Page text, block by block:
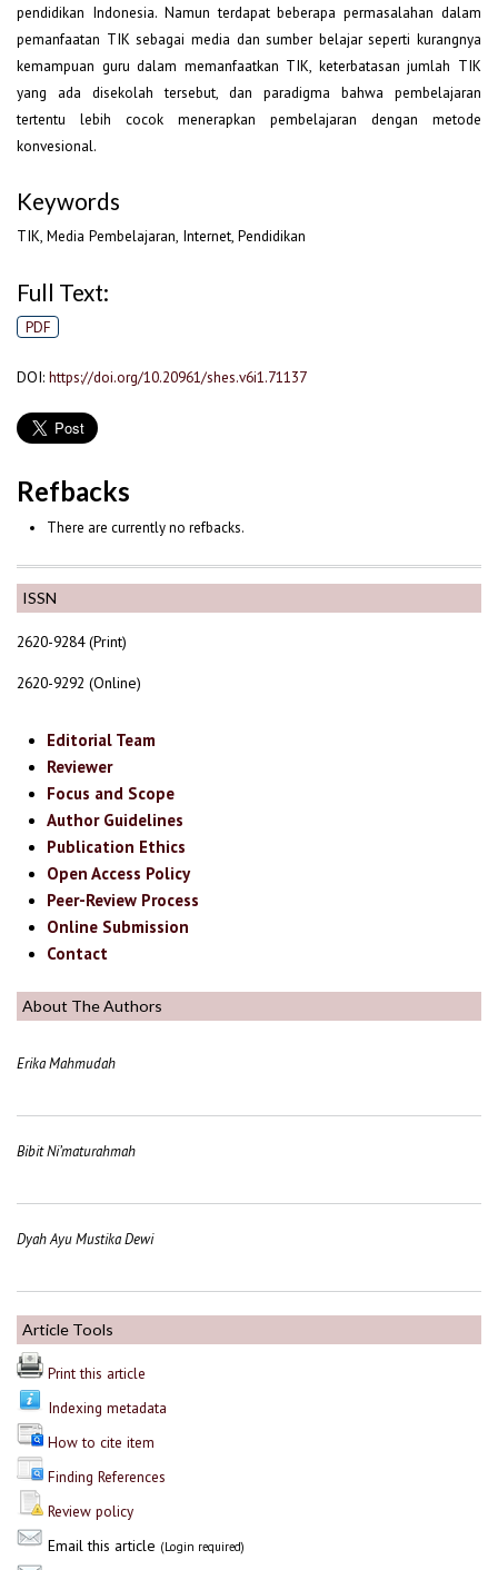
ISSN
2620-9284 (Print)
2620-9292 (Online)
Editorial Team
Reviewer
Focus and Scope
Author Guidelines
Publication Ethics
Open Access Policy
Peer-Review Process
Online Submission
Contact
About The Authors
Erika Mahmudah
Bibit Ni’maturahmah
Dyah Ayu Mustika Dewi
Article Tools
Print this article
Indexing metadata
How to cite item
Finding References
Review policy
Email this article (Login required)
pendidikan Indonesia. Namun terdapat beberapa permasalahan dalam
pemanfaatan TIK sebagai media dan sumber belajar seperti kurangnya
kemampuan guru dalam memanfaatkan TIK, keterbatasan jumlah TIK
yang ada disekolah tersebut, dan paradigma bahwa pembelajaran
tertentu lebih cocok menerapkan pembelajaran dengan metode
konvesional.
Keywords
TIK, Media Pembelajaran, Internet, Pendidikan
Full Text:
PDF
DOI: https://doi.org/10.20961/shes.v6i1.71137
Refbacks
There are currently no refbacks.